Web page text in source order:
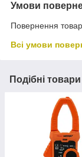
Умови
Повернення
Всі умови
Подібні